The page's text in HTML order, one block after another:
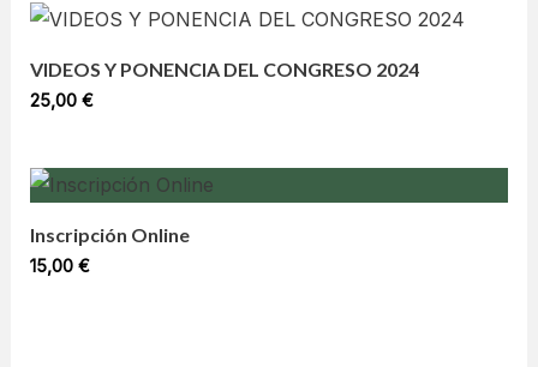
VIDEOS Y PONENCIA DEL CONGRESO 2024
25,00 €
Inscripción Online
15,00 €